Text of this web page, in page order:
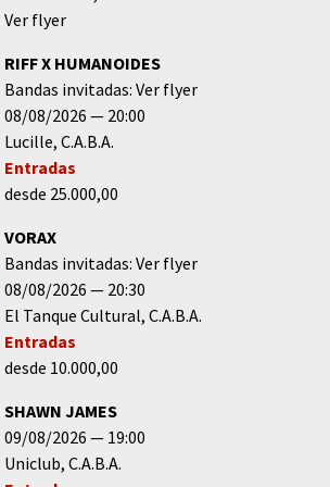
Ver flyer
RIFF X HUMANOIDES
Bandas invitadas: Ver flyer
08/08/2026
20:00
Lucille C.A.B.A.
Entradas
desde 25.000,00
VORAX
Bandas invitadas: Ver flyer
08/08/2026
20:30
El Tanque Cultural C.A.B.A.
Entradas
desde 10.000,00
SHAWN JAMES
09/08/2026
19:00
Uniclub C.A.B.A.